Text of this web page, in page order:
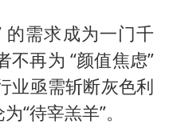
的需求成为一门千
不再为 “颜值焦虑”
业亟需斩断灰色利
“待宰羔羊”。